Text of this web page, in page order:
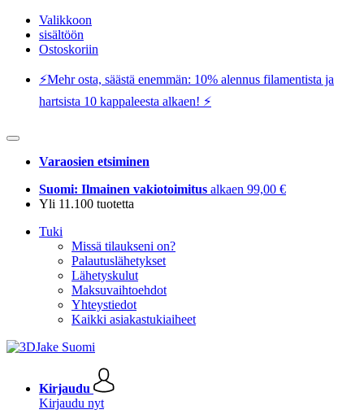
Valikkoon
sisältöön
Ostoskoriin
⚡️Mehr osta, säästä enemmän: 10% alennus filamentista ja
hartsista 10 kappaleesta alkaen! ⚡️
Varaosien etsiminen
Suomi: Ilmainen vakiotoimitus alkaen 99,00 €
Yli 11.100 tuotetta
Tuki
Missä tilaukseni on?
Palautuslähetykset
Lähetyskulut
Maksuvaihtoehdot
Yhteystiedot
Kaikki asiakastukiaiheet
Kirjaudu
Kirjaudu nyt